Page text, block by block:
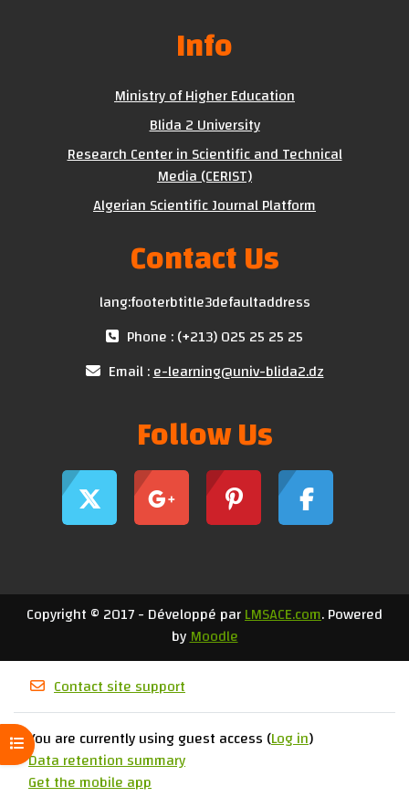
Open course index
Info
Ministry of Higher Education
Blida 2 University
Research Center in Scientific and Technical
Media (CERIST)
Algerian Scientific Journal Platform
Contact Us
lang:footerbtitle3defaultaddress
Phone : (+213) 025 25 25 25
Email :e-learning@univ-blida2.dz
Follow Us
Copyright © 2017 - Développé parLMSACE.com. Powered
byMoodle
Contact site support
You are currently using guest access (Log in)
Data retention summary
Get the mobile app